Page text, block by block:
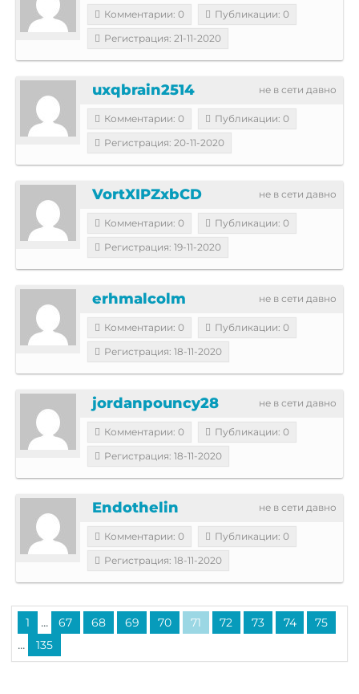
Комментарии: 0
Публикации: 0
Регистрация: 21-11-2020
не в сети давно
uxqbrain2514
Комментарии: 0
Публикации: 0
Регистрация: 20-11-2020
не в сети давно
VortXIPZxbCD
Комментарии: 0
Публикации: 0
Регистрация: 19-11-2020
не в сети давно
erhmalcolm
Комментарии: 0
Публикации: 0
Регистрация: 18-11-2020
не в сети давно
jordanpouncy28
Комментарии: 0
Публикации: 0
Регистрация: 18-11-2020
не в сети давно
Endothelin
Комментарии: 0
Публикации: 0
Регистрация: 18-11-2020
1 ... 67 68 69 70 71 72 73 74 75
... 135